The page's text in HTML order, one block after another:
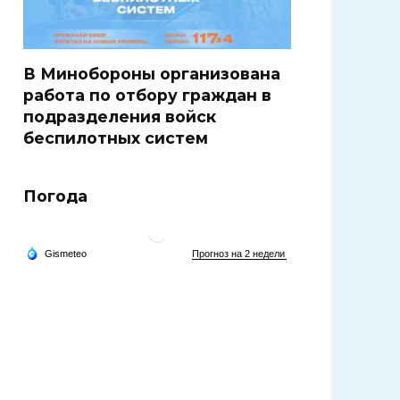
В Минобороны организована
работа по отбору граждан в
подразделения войск
беспилотных систем
Погода